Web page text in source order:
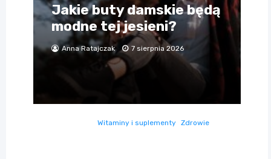
Jakie buty damskie będą
modne tej jesieni?
Anna Ratajczak 7 sierpnia 2026
Witaminy i suplementy Zdrowie